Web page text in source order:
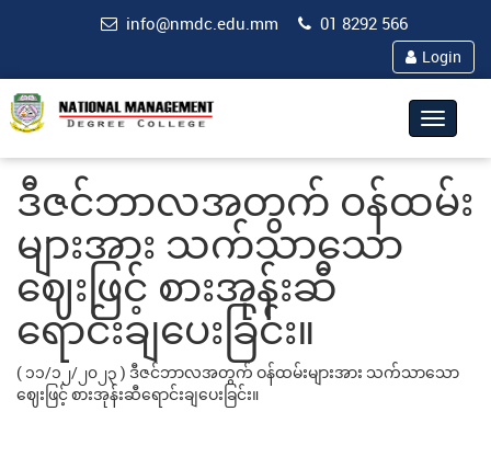
info@nmdc.edu.mm 01 8292 566
Login
Toggle
ဒီဇင်ဘာလအတွက် ဝန်ထမ်း
များအား သက်သာသော
ဈေးဖြင့် စားအုန်းဆီ
ရောင်းချပေးခြင်း။
( ၁၁/၁၂/၂၀၂၃ ) ဒီဇင်ဘာလအတွက် ဝန်ထမ်းများအား သက်သာသော
ဈေးဖြင့် စားအုန်းဆီရောင်းချပေးခြင်း။